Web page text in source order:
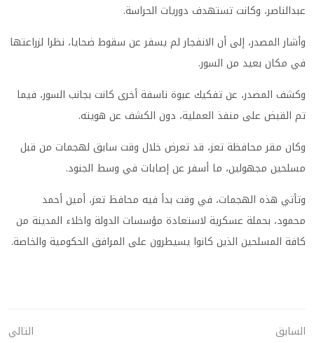
عبدالناصر، وكانت تستهدف دوريات الحراسة.
وأشار المصدر، إلى أن الانفجار لم يسفر عن سقوط ضحايا، نظرا لزراعتها
في مكان بعيد من السور.
وكشف المصدر، عن تفكيك عبوة ناسفة أخرى كانت بجانب السور، فيما
تم القبض على منفذ العملية، دون الكشف عن هويته.
وكان مقر محافظة تعز، قد تعرض خلال وقت سابق لهجمات من قبل
مسلحين مجهولين، ما أسفر عن إصابات في وسط الجنود.
وتأتي هذه الهجمات، في وقت بدأ فيه محافظ تعز، أمين أحمد
محمود، بحملة عسكرية لاستعادة مؤسسات الدولة واخلاء المدينة من
كافة المسلحين الذين كانوا يسيطرون على المرافق الحكومية والخاصة.
السابق
التالي